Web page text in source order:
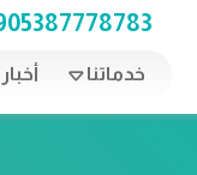
خدماتنا